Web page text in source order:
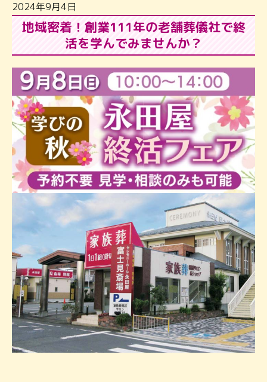
2024年9月4日
地域密着！創業111年の老舗葬儀社で終
活を学んでみませんか？